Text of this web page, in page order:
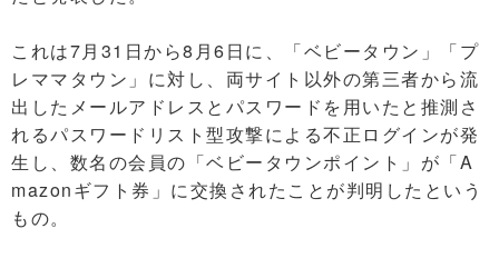
これは7月31日から8月6日に、「ベビータウン」「プ
レママタウン」に対し、両サイト以外の第三者から流
出したメールアドレスとパスワードを用いたと推測さ
れるパスワードリスト型攻撃による不正ログインが発
生し、数名の会員の「ベビータウンポイント」が「A
mazonギフト券」に交換されたことが判明したという
もの。